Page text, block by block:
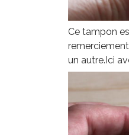
Ce tampon
un autre.Ici